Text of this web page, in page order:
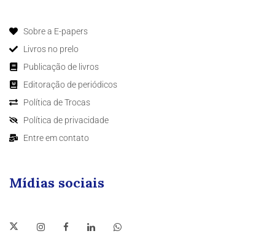
Sobre a E-papers
Livros no prelo
Publicação de livros
Editoração de periódicos
Política de Trocas
Política de privacidade
Entre em contato
Mídias sociais